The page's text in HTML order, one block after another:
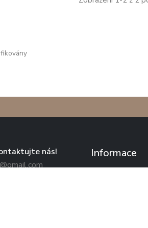
nás!
Informace